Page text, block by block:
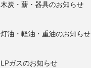
木炭・薪・器具のお知らせ
灯油・軽油・重油のお知らせ
LPガスのお知らせ